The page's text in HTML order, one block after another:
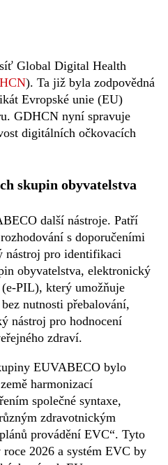
Global Digital Health
). Ta již byla zodpovědná
Evropské unie (EU)
GDHCN nyní spravuje
digitálních očkovacích
skupin obyvatelstva
další nástroje. Patří
s doporučeními
nástroj pro identifikaci
obyvatelstva, elektronický
PIL), který umožňuje
nutnosti přebalování,
nástroj pro hodnocení
zdraví.
EUVABECO bylo
harmonizací
společné syntaxe,
zdravotnickým
provádění EVC“. Tyto
2026 a systém EVC by